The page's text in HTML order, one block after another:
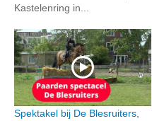
Kastelenring in...
Spektakel bij De Blesruiters,